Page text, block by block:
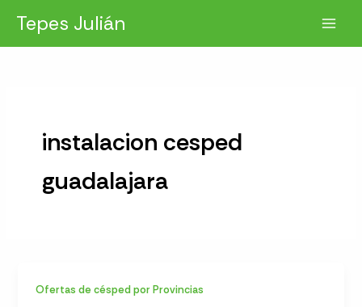
contenido
Tepes Julián
instalacion cesped
guadalajara
Ofertas de césped por Provincias